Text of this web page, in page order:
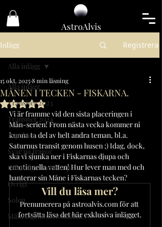
AstroAlvis
Inlägg Registrera
Alla inlägg
Transiter 2023
Transiter 2024
Aspekter
Svar på frågor
Offentliga horoskop
Övrigt
Solen
Månen genom Zodiaken
Alla inlägg
MÅNEN I TECKEN - FISKARNA.
15 okt. 20258 min läsning
Betygsatt till NaN av 5 stjärnor.
Vi är framme vid den sista placeringen i
Mån-serien! From nästa vecka kommer ni
kunna ta del av helt andra teman, bl.a.
Saturnus transit genom husen ;) Idag, dock,
ska vi sjunka ner i Fiskarnas djupa och
emotionella vatten! Hur lever man med och
hanterar sin Måne i Fiskarnas tecken?
Vill du läsa mer?
Prenumerera på astroalvis.com för att
fortsätta läsa det här exklusiva inlägget.